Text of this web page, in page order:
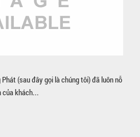
(sau đây gọi là chúng tôi) đã luôn nỗ
của khách...